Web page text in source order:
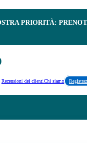
PRIORITÀ:
Recensioni dei clientiChi siamo